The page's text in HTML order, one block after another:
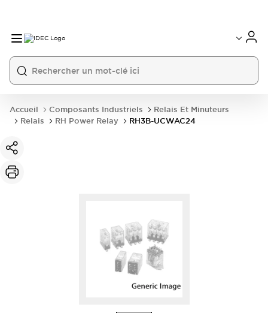
Accueil Composants Industriels
Relais Et Minuteurs
Relais
RH Power Relay RH3B-UCWAC24